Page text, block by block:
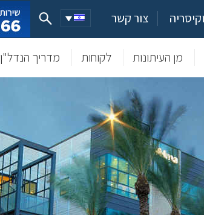
צור קשר
מן העיתונות לקוחות מדריך הנדל"ן